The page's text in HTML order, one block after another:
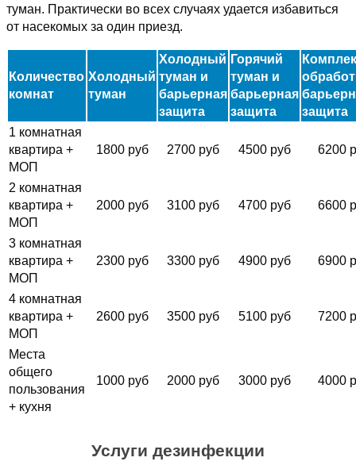
туман. Практически во всех случаях удается избавиться
от насекомых за один приезд.
Количество
комнат
Холодный
туман
Холодный
туман и
барьерная
защита
Горячий
туман и
барьерная
защита
защита
1 комнатная
квартира +
МОП
1800 руб 2700 руб 4500 руб 6200
2 комнатная
квартира +
МОП
2000 руб 3100 руб 4700 руб 6600
3 комнатная
квартира +
МОП
2300 руб 3300 руб 4900 руб 6900
4 комнатная
квартира +
МОП
2600 руб 3500 руб 5100 руб 7200
Места
общего
пользования
+ кухня
1000 руб 2000 руб 3000 руб 4000
Услуги дезинфекции